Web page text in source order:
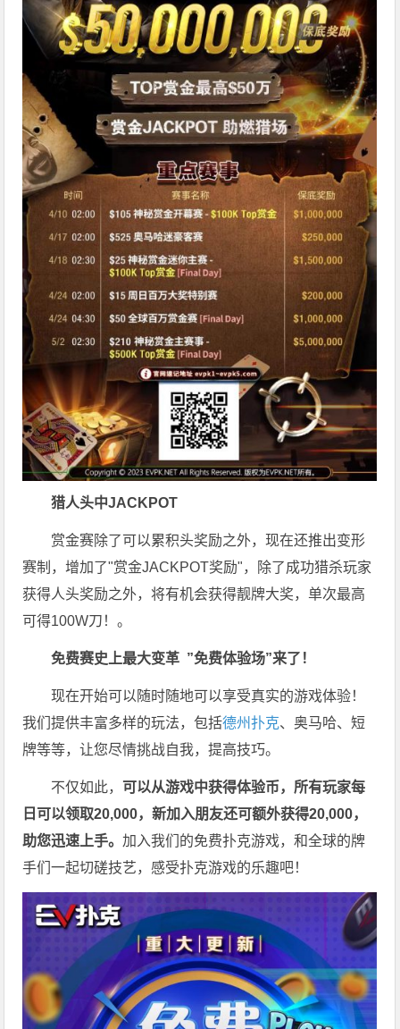
猎人头中JACKPOT
赏金赛除了可以累积头奖励之外，现在还推出变形
赛制，增加了"赏金JACKPOT奖励"，除了成功猎杀玩家
获得人头奖励之外，将有机会获得靓牌大奖，单次最高
可得100W刀！。
免费赛史上最大变革 ”免费体验场”来了！
现在开始可以随时随地可以享受真实的游戏体验！
我们提供丰富多样的玩法，包括德州扑克、奥马哈、短
牌等等，让您尽情挑战自我，提高技巧。
不仅如此， 可以从游戏中获得体验币，所有玩家每
日可以领取20,000，新加入朋友还可额外获得20,000，
助您迅速上手。加入我们的免费扑克游戏，和全球的牌
手们一起切磋技艺，感受扑克游戏的乐趣吧！